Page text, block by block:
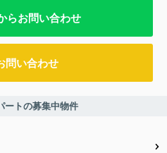
らお問い合わせ
問い合わせ
ートの募集中物件